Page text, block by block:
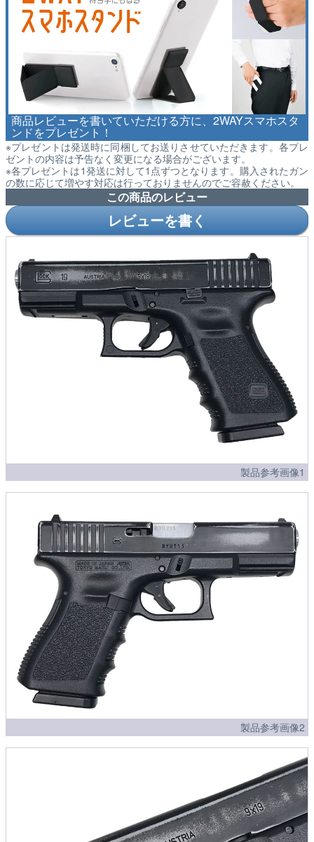
商品レビューを書いていただける方に、2WAYスマホスタ
ンドをプレゼント！
※プレゼントは発送時に同梱してお送りさせていただきます。各プレ
ゼントの内容は予告なく変更になる場合がございます。
※各プレゼントは1発送に対して1点ずつとなります。購入されたガン
の数に応じて増やす対応は行っておりませんのでご容赦ください。
この商品のレビュー
レビューを書く
製品参考画像1
製品参考画像2